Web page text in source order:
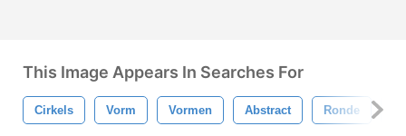
This Image Appears In Searches For
Cirkels Vorm Vormen Abstract Ronde